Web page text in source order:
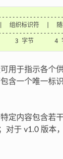
组织标识符  |
用于指示各个
含一个唯一标
定内容包含若
对于 v1.0 版本